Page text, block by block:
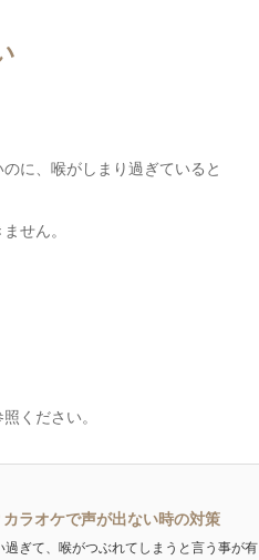
に、喉がしまり過ぎていると
せん。
ください。
ラオケで声が出ない時の対策
ぎて、喉がつぶれてしまうと言う事が